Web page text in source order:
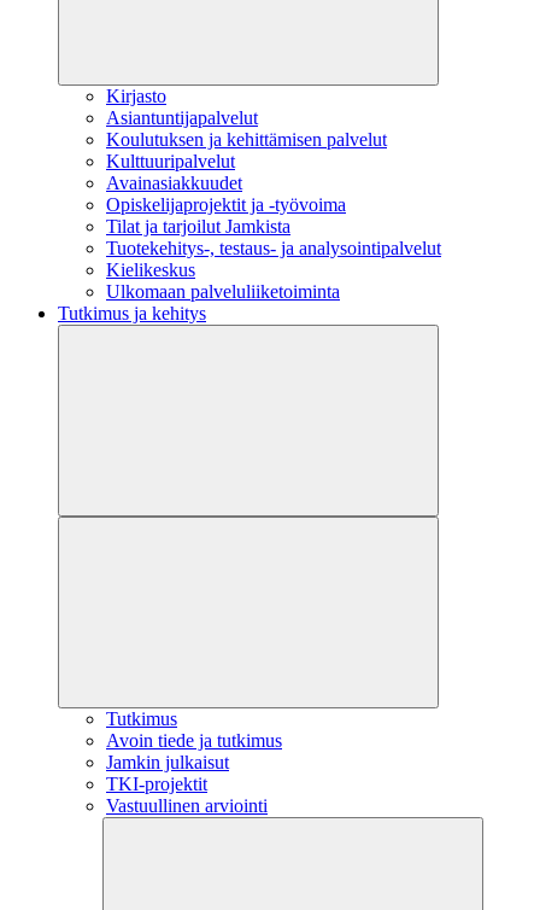
Kirjasto
Asiantuntijapalvelut
Koulutuksen ja kehittämisen palvelut
Kulttuuripalvelut
Avainasiakkuudet
Opiskelijaprojektit​ ja -työvoima
Tilat ja tarjoilut Jamkista
Tuotekehitys-, testaus- ja analysointipalvelut
Kielikeskus
Ulkomaan palveluliiketoiminta
Tutkimus ja kehitys
Tutkimus
Avoin tiede ja tutkimus
Jamkin julkaisut
TKI-projektit
Vastuullinen arviointi